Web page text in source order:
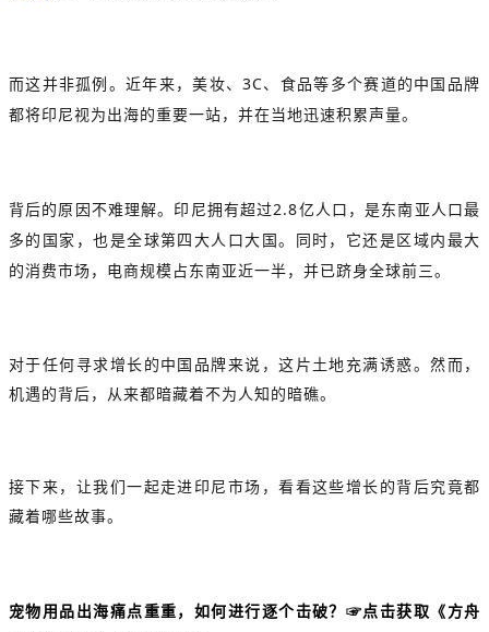
而这并非孤例。近年来，美妆、3C、食品等多个赛道的中国品牌
都将印尼视为出海的重要一站，并在当地迅速积累声量。
背后的原因不难理解。 印尼拥有超过2.8亿人口，是东南亚人口最
多的国家，也是全球第四大人口大国。同时，它还是区域内最大
的消费市场，电商规模占东南亚近一半，并已跻身全球前三。
对于任何寻求增长的中国品牌来说，这片土地充满诱惑。然而，
机遇的背后，从来都暗藏着不为人知的暗礁。
接下来，让我们一起走进印尼市场，看看这些增长的背后究竟都
藏着哪些故事。
宠物用品出海痛点重重，如何进行逐个击破？ ☞点击获取《方舟